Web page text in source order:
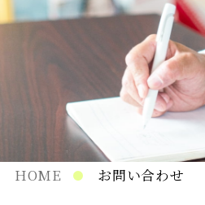
オリ
プリ
在庫
HOME お問い合わせ